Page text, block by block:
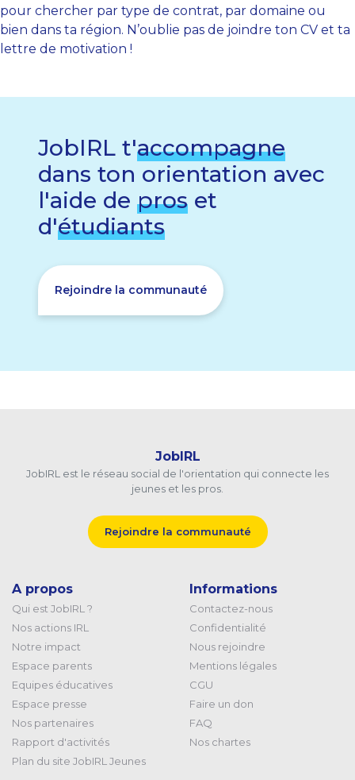
pour chercher par type de contrat, par domaine ou
bien dans ta région. N’oublie pas de joindre ton CV et ta
lettre de motivation !
JobIRL t'accompagne
dans ton orientation avec
l'aide de pros et
d'étudiants
Rejoindre la communauté
JobIRL
JobIRL est le réseau social de l'orientation qui connecte les
jeunes et les pros.
Rejoindre la communauté
A propos
Qui est JobIRL ?
Nos actions IRL
Notre impact
Espace parents
Equipes éducatives
Espace presse
Nos partenaires
Rapport d'activités
Plan du site JobIRL Jeunes
Informations
Contactez-nous
Confidentialité
Nous rejoindre
Mentions légales
CGU
Faire un don
FAQ
Nos chartes